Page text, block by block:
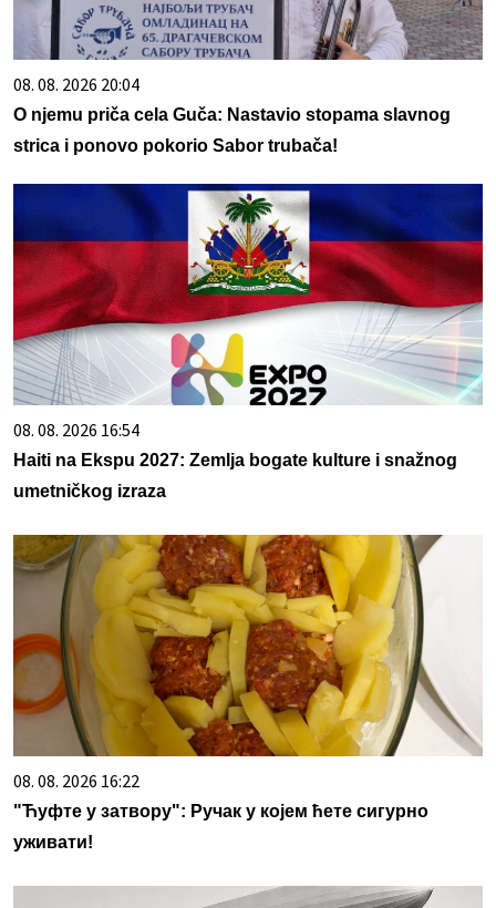
08. 08. 2026 20:04
O njemu priča cela Guča: Nastavio stopama slavnog
strica i ponovo pokorio Sabor trubača!
08. 08. 2026 16:54
Haiti na Ekspu 2027: Zemlja bogate kulture i snažnog
umetničkog izraza
08. 08. 2026 16:22
"Ћуфте у затвору": Ручак у којем ћете сигурно
уживати!